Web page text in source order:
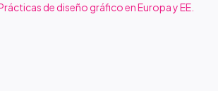
de diseño gráfico en Europa y EE.